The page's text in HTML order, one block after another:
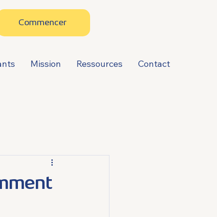
Commencer
Mission Ressources Contact